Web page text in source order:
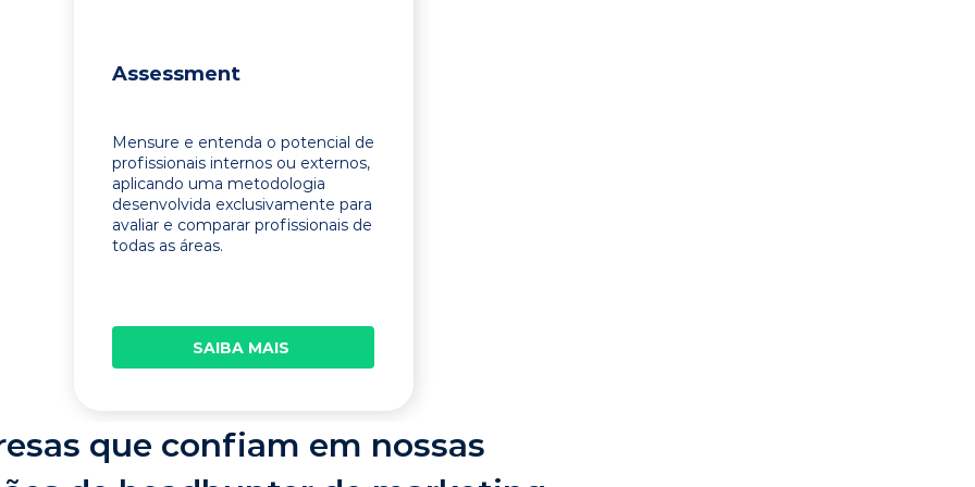
Assessment
Mensure e entenda o potencial de
profissionais internos ou externos,
aplicando uma metodologia
desenvolvida exclusivamente para
avaliar e comparar profissionais de
todas as áreas.
SAIBA MAIS
que confiam em nossas